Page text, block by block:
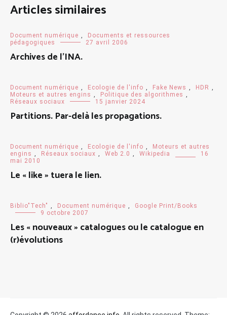
Articles similaires
Document numérique ,
Documents et ressources
pédagogiques
27 avril 2006
Archives de l’INA.
Document numérique , Ecologie de l'info , Fake News , HDR ,
Moteurs et autres engins , Politique des algorithmes ,
Réseaux sociaux
15 janvier 2024
Partitions. Par-delà les propagations.
Document numérique , Ecologie de l'info ,
Moteurs et autres
engins , Réseaux sociaux , Web 2.0 , Wikipedia
16
mai 2010
Le « like » tuera le lien.
Biblio"Tech" , Document numérique ,
Google Print/Books
9 octobre 2007
Les « nouveaux » catalogues ou le catalogue en
(r)évolutions